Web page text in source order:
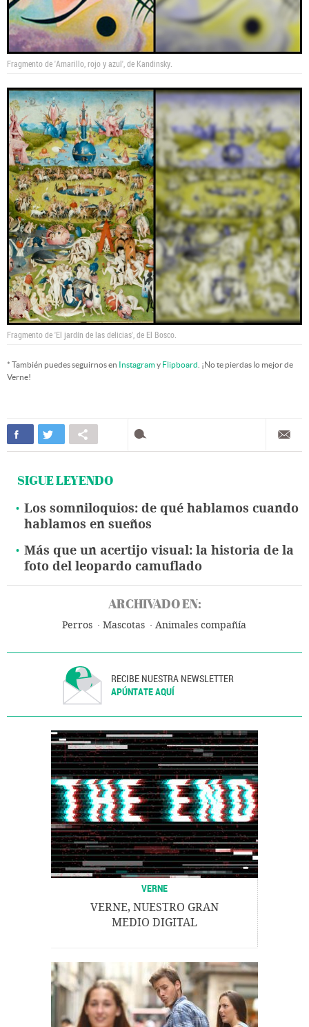
Fragmento de 'Amarillo, rojo y azul', de Kandinsky.
Fragmento de 'El jardín de las delicias', de El Bosco.
* También puedes seguirnos en Instagramy Flipboard . ¡No te pierdas lo mejor de
Verne!
SIGUE LEYENDO
Los somniloquios: de qué hablamos cuando
hablamos en sueños
Más que un acertijo visual: la historia de la
foto del leopardo camuflado
ARCHIVADO EN:
Perros Mascotas Animales compañía
RECIBE NUESTRA NEWSLETTER
APÚNTATE AQUÍ
VERNE
VERNE, NUESTRO GRAN
MEDIO DIGITAL